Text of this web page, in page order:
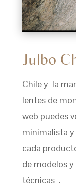
Julbo
Chile y la
lentes de
web puedes
minimalista y
cada
de modelos
técnicas .